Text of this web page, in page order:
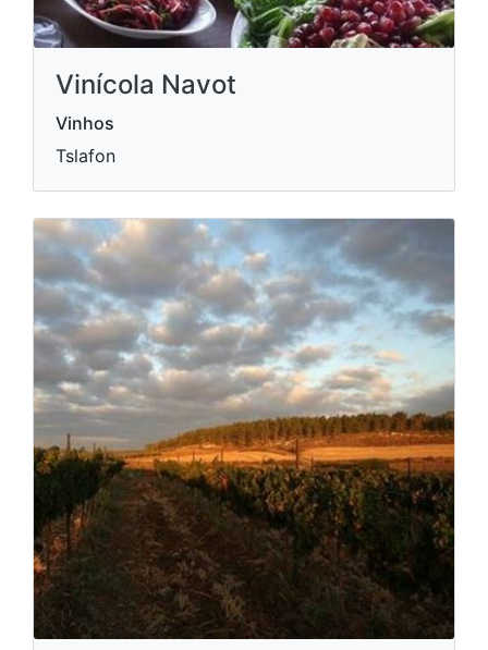
Vinícola Navot
Vinhos
Tslafon